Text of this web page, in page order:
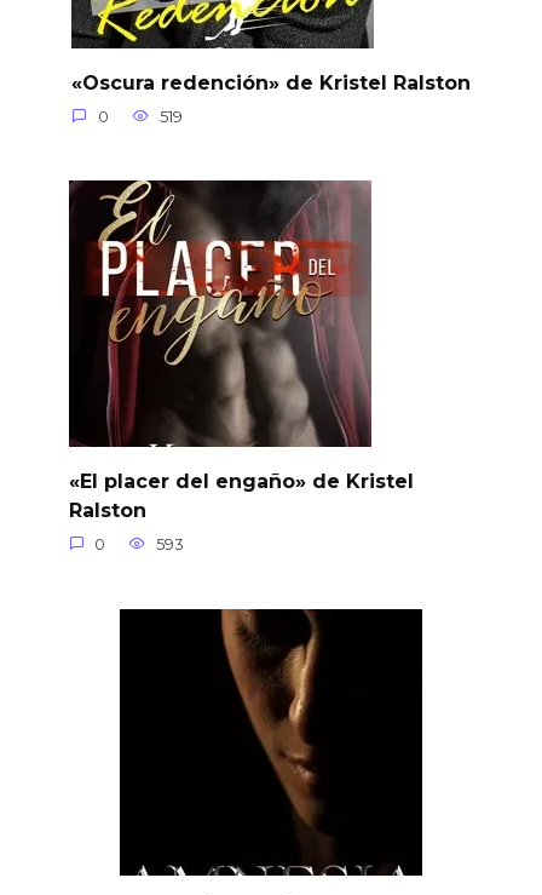
«Oscura redención» de Kristel Ralston
0 519
«El placer del engaño» de Kristel
Ralston
0 593